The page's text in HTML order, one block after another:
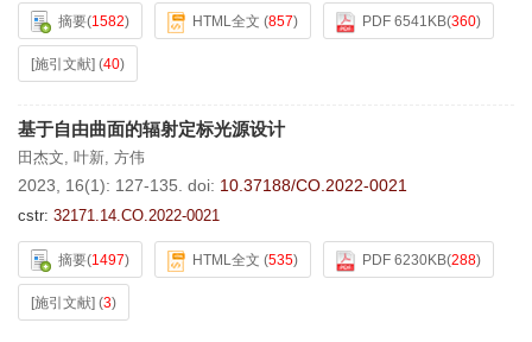
摘要(1582) HTML全文 (857) PDF 6541KB(360)
[施引文献] (40)
基于自由曲面的辐射定标光源设计
田杰文, 叶新, 方伟
2023, 16(1): 127-135. doi: 10.37188/CO.2022-0021
cstr: 32171.14.CO.2022-0021
摘要(1497) HTML全文 (535) PDF 6230KB(288)
[施引文献] (3)